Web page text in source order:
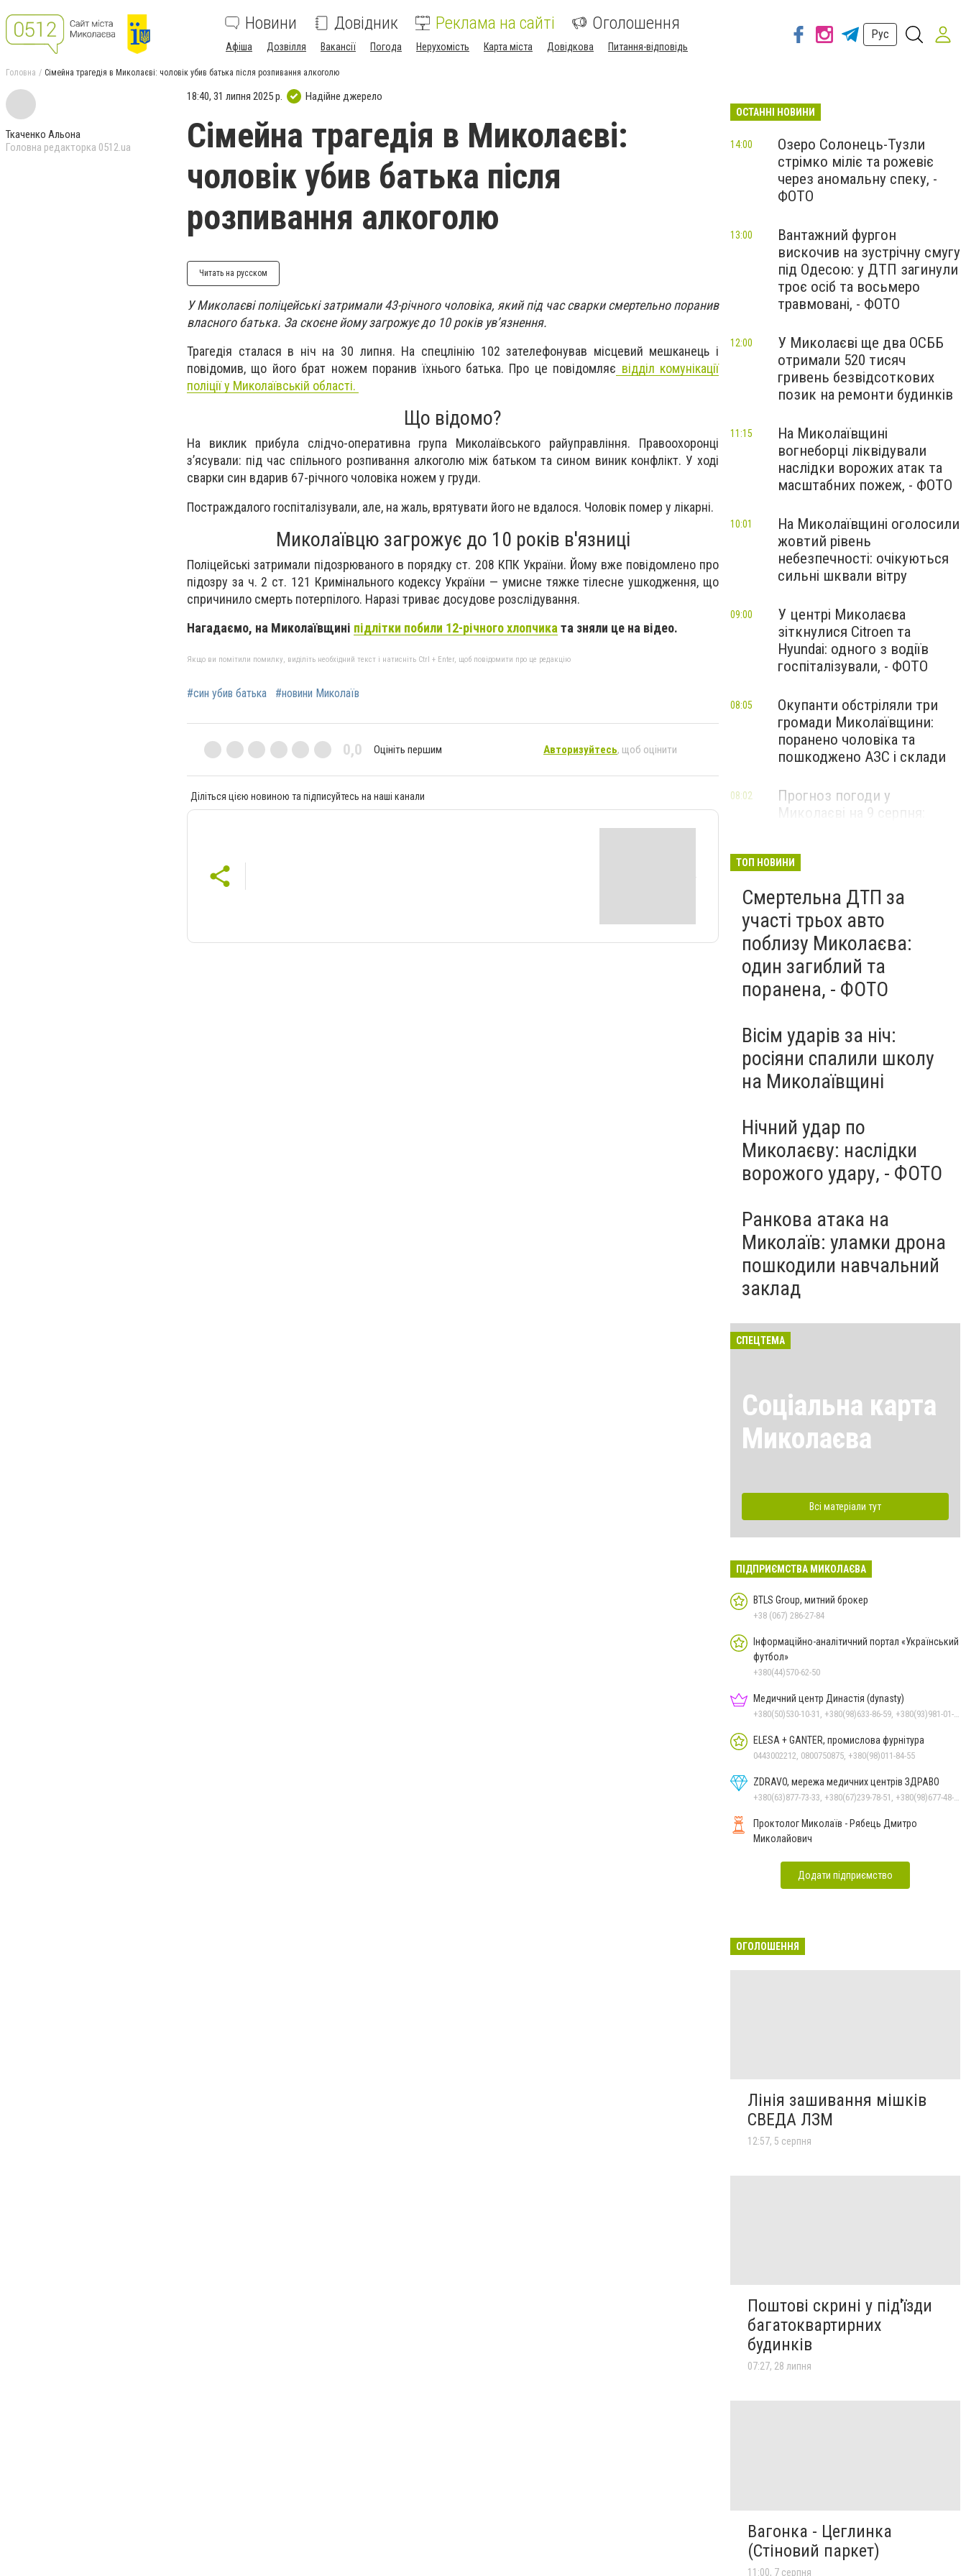
Новини Довідник Реклама на сайті Оголошення
Афіша Дозвілля Вакансії Погода Нерухомість Карта міста Довідкова Питання-відповідь
Рус
Головна Сімейна трагедія в Миколаєві: чоловік убив батька після розпивання алкоголю
Ткаченко Альона
Головна редакторка 0512.ua
18:40, 31 липня 2025 р. Надійне джерело
Сімейна трагедія в Миколаєві:
чоловік убив батька після
розпивання алкоголю
Читать на русском
У Миколаєві поліцейські затримали 43-річного чоловіка, який під час сварки смертельно поранив
власного батька. За скоєне йому загрожує до 10 років ув’язнення.
Трагедія сталася в ніч на 30 липня. На спецлінію 102 зателефонував місцевий мешканець і
повідомив, що його брат ножем поранив їхнього батька. Про це повідомляє відділ комунікації
поліції у Миколаївській області.
Що відомо?
На виклик прибула слідчо-оперативна група Миколаївського райуправління. Правоохоронці
з’ясували: під час спільного розпивання алкоголю між батьком та сином виник конфлікт. У ході
сварки син вдарив 67-річного чоловіка ножем у груди.
Постраждалого госпіталізували, але, на жаль, врятувати його не вдалося. Чоловік помер у лікарні.
Миколаївцю загрожує до 10 років в'язниці
Поліцейські затримали підозрюваного в порядку ст. 208 КПК України. Йому вже повідомлено про
підозру за ч. 2 ст. 121 Кримінального кодексу України — умисне тяжке тілесне ушкодження, що
спричинило смерть потерпілого. Наразі триває досудове розслідування.
Нагадаємо, на Миколаївщині підлітки побили 12-річного хлопчика та зняли це на відео.
Якщо ви помітили помилку, виділіть необхідний текст і натисніть Ctrl + Enter, щоб повідомити про це редакцію
#син убив батька #новини Миколаїв
0,0 Оцініть першим Авторизуйтесь, щоб оцінити
Діліться цією новиною та підписуйтесь на наші канали
ОСТАННІ НОВИНИ
Озеро Солонець-Тузли
стрімко міліє та рожевіє
через аномальну спеку, -
ФОТО
14:00
Вантажний фургон
вискочив на зустрічну смугу
під Одесою: у ДТП загинули
троє осіб та восьмеро
травмовані, - ФОТО
13:00
У Миколаєві ще два ОСББ
отримали 520 тисяч
гривень безвідсоткових
позик на ремонти будинків
12:00
На Миколаївщині
вогнеборці ліквідували
наслідки ворожих атак та
масштабних пожеж, - ФОТО
11:15
На Миколаївщині оголосили
жовтий рівень
небезпечності: очікуються
сильні шквали вітру
10:01
У центрі Миколаєва
зіткнулися Citroen та
Hyundai: одного з водіїв
госпіталізували, - ФОТО
09:00
Окупанти обстріляли три
громади Миколаївщини:
поранено чоловіка та
пошкоджено АЗС і склади
08:05
Прогноз погоди у
Миколаєві на 9 серпня:
08:02
ТОП НОВИНИ
Смертельна ДТП за
участі трьох авто
поблизу Миколаєва:
один загиблий та
поранена, - ФОТО
Вісім ударів за ніч:
росіяни спалили школу
на Миколаївщині
Нічний удар по
Миколаєву: наслідки
ворожого удару, - ФОТО
Ранкова атака на
Миколаїв: уламки дрона
пошкодили навчальний
заклад
СПЕЦТЕМА
Соціальна карта
Миколаєва
Всі матеріали тут
ПІДПРИЄМСТВА МИКОЛАЄВА
BTLS Group, митний брокер
+38 (067) 286-27-84
Інформаційно-аналітичний портал «Український
футбол»
+380(44)570-62-50
Медичний центр Династія (dynasty)
ELESA + GANTER, промислова фурнітура
0443002212, 0800750875, +380(98)011-84-55
ZDRAVO, мережа медичних центрів ЗДРАВО
Проктолог Миколаїв - Рябець Дмитро
Миколайович
Додати підприємство
ОГОЛОШЕННЯ
Лінія зашивання мішків
СВЕДА ЛЗМ
12:57, 5 серпня
Поштові скрині у під'їзди
багатоквартирних
будинків
07:27, 28 липня
Вагонка - Цеглинка
(Стіновий паркет)
11:00, 7 серпня